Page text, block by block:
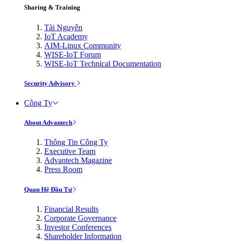
Sharing & Training
Tài Nguyên
IoT Academy
AIM-Linux Community
WISE-IoT Forum
WISE-IoT Technical Documentation
Security Advisory
Công Ty
About Advantech
Thông Tin Công Ty
Executive Team
Advantech Magazine
Press Room
Quan Hệ Đầu Tư
Financial Results
Corporate Governance
Investor Conferences
Shareholder Information